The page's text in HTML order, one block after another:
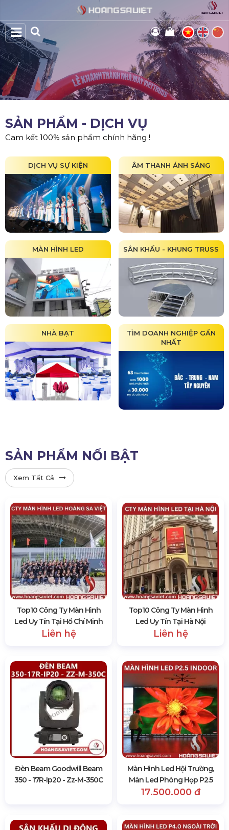
SẢN PHẨM - DỊCH VỤ
Cam kết 100% sản phẩm chính hãng !
DỊCH VỤ SỰ KIỆN ÂM THANH ÁNH SÁNG
MÀN HÌNH LED SÂN KHẤU - KHUNG TRUSS
NHÀ BẠT
TÌM DOANH NGHIỆP GẦN
NHẤT
SẢN PHẨM NỔI BẬT
Xem Tất Cả
Top10 Công Ty Màn Hình
Led Uy Tín Tại Hồ Chí Minh
Liên hệ
Top10 Công Ty Màn Hình
Led Uy Tín Tại Hà Nội
Liên hệ
Đèn Beam Goodwill Beam
350 - 17R-Ip20 - Zz-M-350C
Màn Hình Led Hội Trường,
Màn Led Phòng Họp P2.5
17.500.000 đ